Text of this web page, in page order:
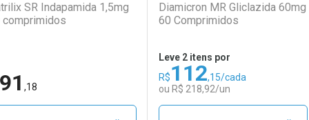
Ativar Desconto Ativar Desconto
SR Indapamida 1,5mg
comprimidos
91 ,18
Diamicron MR Gliclazida 60mg
60 Comprimidos
Leve 2 itens por
R$112,15/cada
ou R$ 218,92/un